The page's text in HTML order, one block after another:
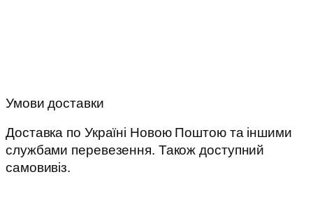
Умови доставки
Доставка по Україні Новою Поштою та іншими
службами перевезення. Також доступний
самовивіз.